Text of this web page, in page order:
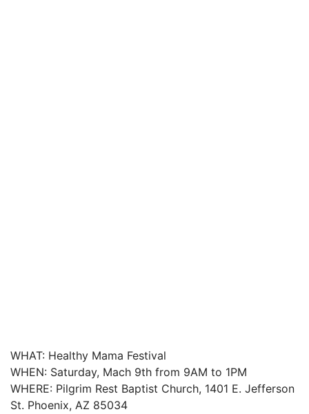
WHAT: Healthy Mama Festival
WHEN: Saturday, Mach 9th from 9AM to 1PM
WHERE: Pilgrim Rest Baptist Church, 1401 E. Jefferson
St. Phoenix, AZ 85034